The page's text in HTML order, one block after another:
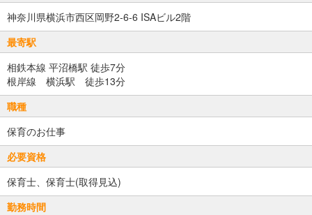
神奈川県横浜市西区岡野2-6-6 ISAビル2階
最寄駅
相鉄本線 平沼橋駅 徒歩7分
根岸線 横浜駅 徒歩13分
職種
保育のお仕事
必要資格
保育士、保育士(取得見込)
勤務時間